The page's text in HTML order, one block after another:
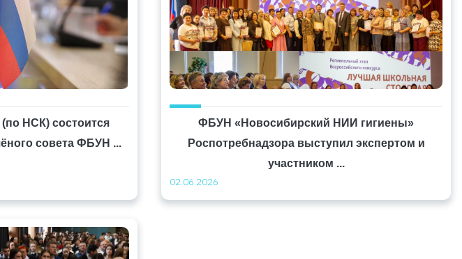
(по НСК) состоится
совета ФБУН ...
ФБУН «Новосибирский НИИ гигиены»
Роспотребнадзора выступил экспертом и
участником ...
02.06.2026